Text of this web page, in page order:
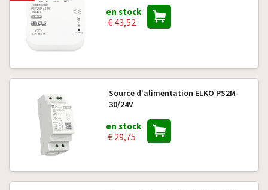
en stock
€ 43,52
Source d'alimentation ELKO PS2M-
30/24V
en stock
€ 29,75